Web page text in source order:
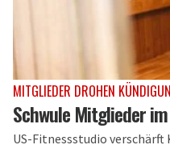
MITGLIEDER DROHEN
Schwule Mitglieder
US-Fitnessstudio